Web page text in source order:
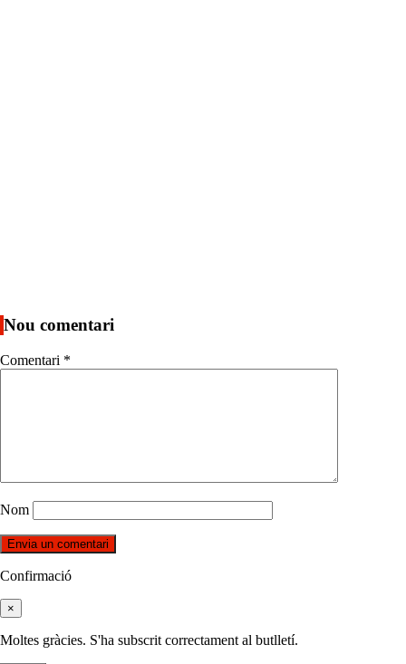
Nou comentari
Comentari *
Nom
Confirmació
×
Moltes gràcies. S'ha subscrit correctament al butlletí.